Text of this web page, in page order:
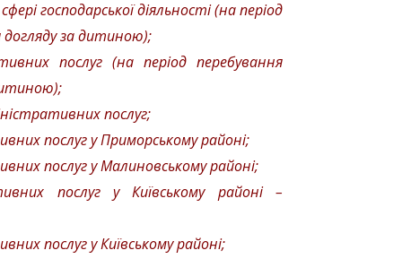
господарської діяльності (на період
догляду за дитиною);
послуг (на період перебування
послуг;
послуг у Приморському районі;
послуг у Малиновському районі;
послуг у Київському районі –
послуг у Київському районі;